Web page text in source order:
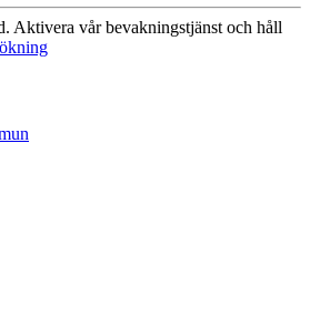
Aktivera vår bevakningstjänst och håll